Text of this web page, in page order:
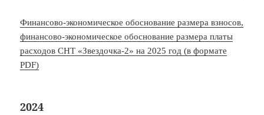
Финансово-экономическое обоснование размера взносов,
финансово-экономическое обоснование размера платы
расходов СНТ «Звездочка-2» на 2025 год (в формате
PDF)
2024